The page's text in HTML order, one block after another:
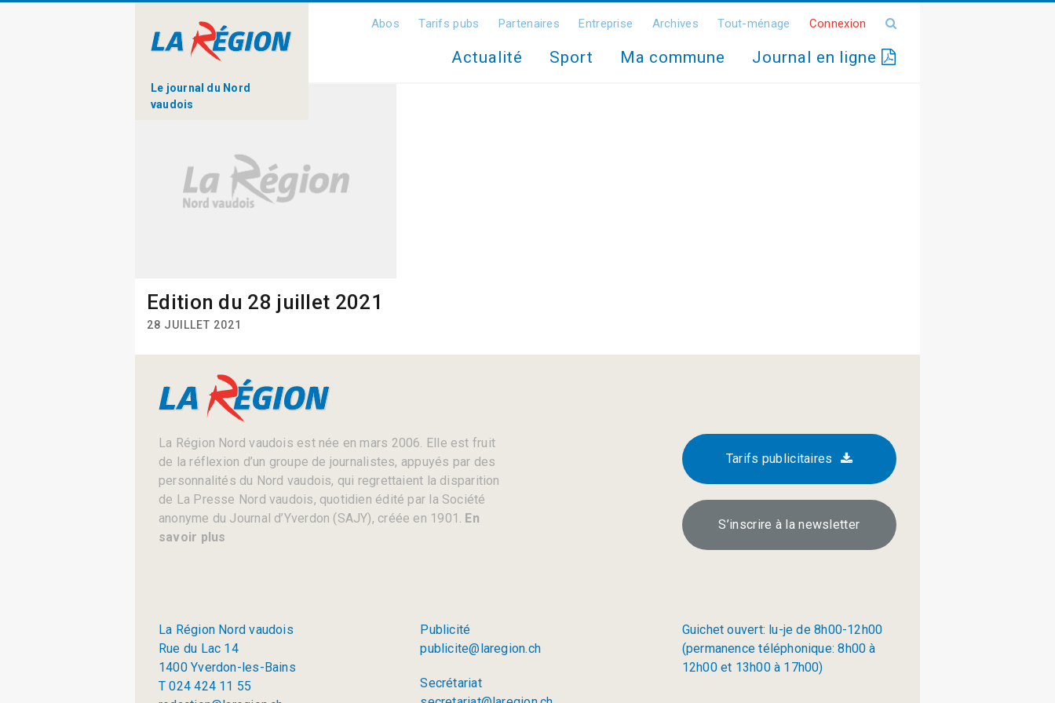
Le journal du Nord
vaudois
Abos Tarifs pubs Partenaires Entreprise Archives Tout-ménage Connexion
Actualité Sport Ma commune Journal en ligne
Edition du 28 juillet 2021
28 JUILLET 2021
La Région Nord vaudois est née en mars 2006. Elle est fruit
de la réflexion d’un groupe de journalistes, appuyés par des
personnalités du Nord vaudois, qui regrettaient la disparition
de La Presse Nord vaudois, quotidien édité par la Société
anonyme du Journal d’Yverdon (SAJY), créée en 1901. En
savoir plus
Tarifs publicitaires
S’inscrire à la newsletter
La Région Nord vaudois
Rue du Lac 14
1400 Yverdon-les-Bains
T 024 424 11 55
Publicité
publicite@laregion.ch
Secrétariat
Guichet ouvert: lu-je de 8h00-12h00
(permanence téléphonique: 8h00 à
12h00 et 13h00 à 17h00)